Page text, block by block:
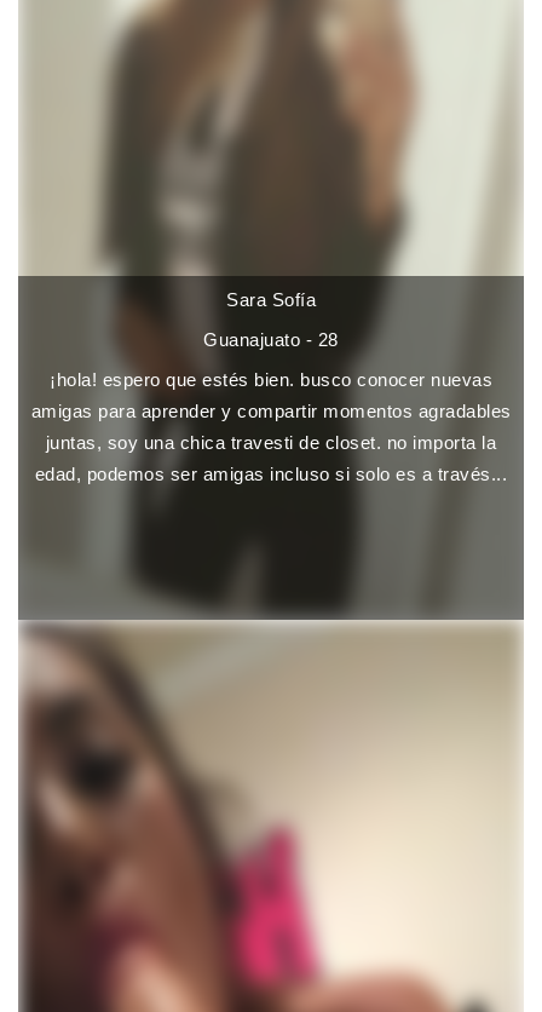
Sara Sofía
Guanajuato - 28
¡hola! espero que estés bien. busco conocer nuevas
amigas para aprender y compartir momentos agradables
juntas, soy una chica travesti de closet. no importa la
edad, podemos ser amigas incluso si solo es a través...